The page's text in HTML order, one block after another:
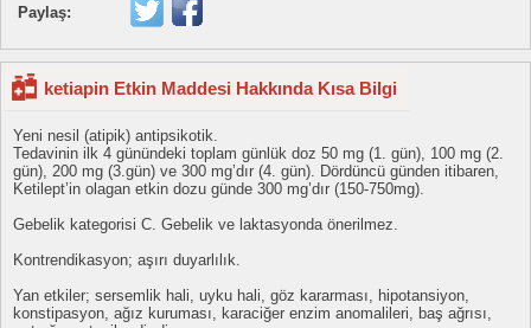
Paylaş:
ketiapin Etkin Maddesi Hakkında Kısa Bilgi
Yeni nesil (atipik) antipsikotik.
Tedavinin ilk 4 günündeki toplam günlük doz 50 mg (1. gün), 100 mg (2.
gün), 200 mg (3.gün) ve 300 mg’dır (4. gün). Dördüncü günden itibaren,
Ketilept’in olagan etkin dozu günde 300 mg’dır (150-750mg).
Gebelik kategorisi C. Gebelik ve laktasyonda önerilmez.
Kontrendikasyon; aşırı duyarlılık.
Yan etkiler; sersemlik hali, uyku hali, göz kararması, hipotansiyon,
konstipasyon, ağız kuruması, karaciğer enzim anomalileri, baş ağrısı,